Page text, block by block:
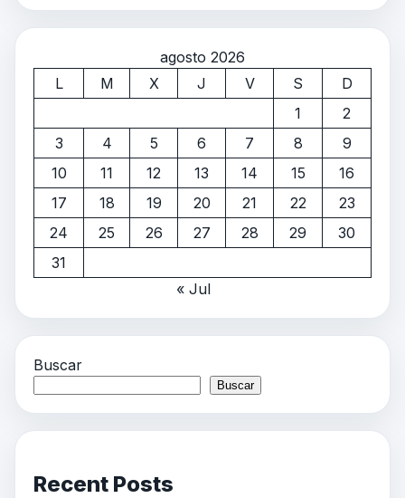
agosto 2026
L
M X J V S
D
1
2
3
4 5 6 7 8
9
10
11 12 13 14 15
16
17
18 19 20 21 22
23
24
25 26 27 28 29
30
31
« Jul
Buscar
Buscar
Recent Posts